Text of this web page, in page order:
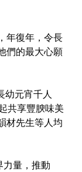
年復年，令長
們的最大心願
幼元宵千人
共享豐腴味美
材先生等人均
力量，推動